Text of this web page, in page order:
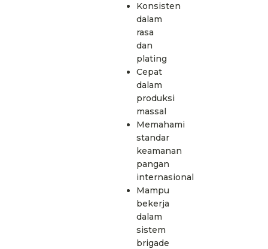
Konsisten
dalam
rasa
dan
plating
Cepat
dalam
produksi
massal
Memahami
standar
keamanan
pangan
internasional
Mampu
bekerja
dalam
sistem
brigade